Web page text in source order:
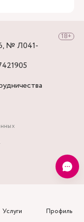
в СМС, а
в клинику
поэтому
будет
позвонить
цели.
№ Л041-
Услуги Профиль